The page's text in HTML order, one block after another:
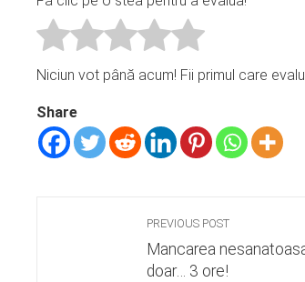
Niciun vot până acum! Fii primul care
Share
PREVIOUS POST
Mancarea
doar… 3 ore!